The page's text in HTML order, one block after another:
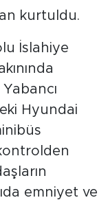
kurtuldu.
İslahiye
Hyundai
emniyet ve